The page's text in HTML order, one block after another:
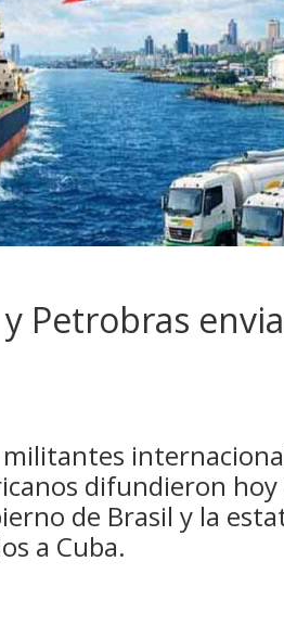
Petrobras
difundieron hoy
de Brasil y la
a Cuba.